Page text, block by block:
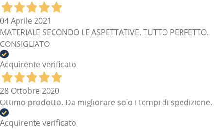
04 Aprile 2021
MATERIALE SECONDO LE ASPETTATIVE. TUTTO PERFETTO.
CONSIGLIATO
Acquirente verificato
28 Ottobre 2020
Ottimo prodotto. Da migliorare solo i tempi di spedizione.
Acquirente verificato